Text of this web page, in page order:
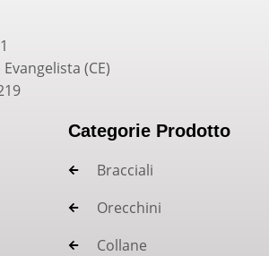
(CE)
Categorie Prodotto
Bracciali
Orecchini
Collane